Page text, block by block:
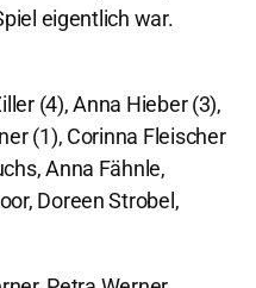
eigentlich war.
(4), Anna Hieber (3),
(1), Corinna Fleischer
Anna Fähnle,
Doreen Strobel,